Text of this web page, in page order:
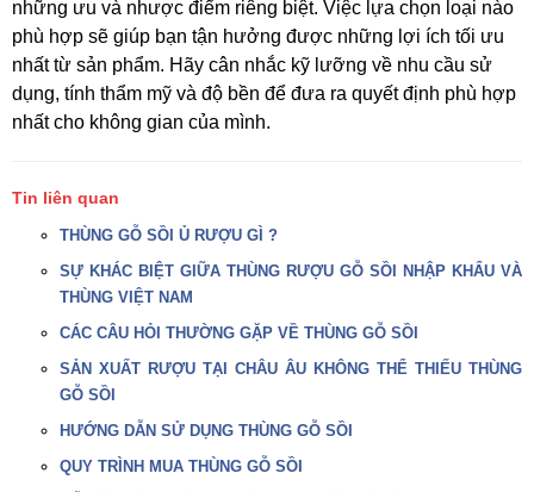
những ưu và nhược điểm riêng biệt. Việc lựa chọn loại nào
phù hợp sẽ giúp bạn tận hưởng được những lợi ích tối ưu
nhất từ sản phẩm. Hãy cân nhắc kỹ lưỡng về nhu cầu sử
dụng, tính thẩm mỹ và độ bền để đưa ra quyết định phù hợp
nhất cho không gian của mình.
Tin liên quan
THÙNG GỖ SỒI Ủ RƯỢU GÌ ?
SỰ KHÁC BIỆT GIỮA THÙNG RƯỢU GỖ SỒI NHẬP KHẨU VÀ
THÙNG VIỆT NAM
CÁC CÂU HỎI THƯỜNG GẶP VỀ THÙNG GỖ SỒI
SẢN XUẤT RƯỢU TẠI CHÂU ÂU KHÔNG THỂ THIẾU THÙNG
GỖ SỒI
HƯỚNG DẪN SỬ DỤNG THÙNG GỖ SỒI
QUY TRÌNH MUA THÙNG GỖ SỒI